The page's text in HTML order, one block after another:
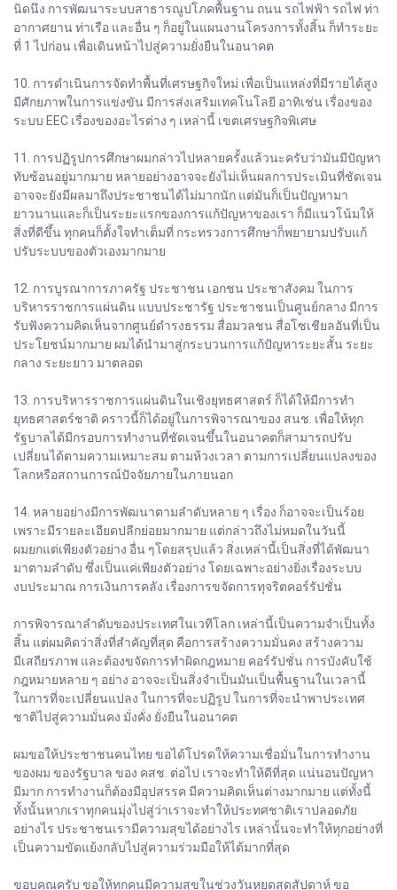
นิดนึง การพัฒนาระบบสาธารณูปโภคพื้นฐาน ถนน รถไฟฟ้า รถไฟ ท่า
อากาศยาน ท่าเรือ และอื่น ๆ ก็อยู่ในแผนงานโครงการทั้งสิ้น ก็ทำระยะ
ที่ 1 ไปก่อน เพื่อเดินหน้าไปสู่ความยั่งยืนในอนาคต
10. การดำเนินการจัดทำพื้นที่เศรษฐกิจใหม่ เพื่อเป็นแหล่งที่มีรายได้สูง
มีศักยภาพในการแข่งขัน มีการส่งเสริมเทคโนโลยี อาทิเช่น เรื่องของ
ระบบ EEC เรื่องของอะไรต่าง ๆ เหล่านี้ เขตเศรษฐกิจพิเศษ
11. การปฏิรูปการศึกษาผมกล่าวไปหลายครั้งแล้วนะครับว่ามันมีปัญหา
ทับซ้อนอยู่มากมาย หลายอย่างอาจจะยังไม่เห็นผลการประเมินที่ชัดเจน
อาจจะยังมีผลมาถึงประชาชนได้ไม่มากนัก แต่มันก็เป็นปัญหามา
ยาวนานและก็เป็นระยะแรกของการแก้ปัญหาของเรา ก็มีแนวโน้มให้
สิ่งที่ดีขึ้น ทุกคนก็ตั้งใจทำเต็มที่ กระทรวงการศึกษาก็พยายามปรับแก้
ปรับระบบของตัวเองมากมาย
12. การบูรณาการภาครัฐ ประชาชน เอกชน ประชาสังคม ในการ
บริหารราชการแผ่นดิน แบบประชารัฐ ประชาชนเป็นศูนย์กลาง มีการ
รับฟังความคิดเห็นจากศูนย์ดำรงธรรม สื่อมวลชน สื่อโซเชียลอันที่เป็น
ประโยชน์มากมาย ผมได้นำมาสู่กระบวนการแก้ปัญหาระยะสั้น ระยะ
กลาง ระยะยาว มาตลอด
13. การบริหารราชการแผ่นดินในเชิงยุทธศาสตร์ ก็ได้ให้มีการทำ
ยุทธศาสตร์ชาติ คราวนี้ก็ได้อยู่ในการพิจารณาของ สนช. เพื่อให้ทุก
รัฐบาลได้มีกรอบการทำงานที่ชัดเจนขึ้นในอนาคตก็สามารถปรับ
เปลี่ยนได้ตามความเหมาะสม ตามห้วงเวลา ตามการเปลี่ยนแปลงของ
โลกหรือสถานการณ์ปัจจัยภายในภายนอก
14. หลายอย่างมีการพัฒนาตามลำดับหลาย ๆ เรื่อง ก็อาจจะเป็นร้อย
เพราะมีรายละเอียดปลีกย่อยมากมาย แต่กล่าวถึงไม่หมดในวันนี้
ผมยกแต่เพียงตัวอย่าง อื่น ๆโดยสรุปแล้ว สิ่งเหล่านี้เป็นสิ่งที่ได้พัฒนา
มาตามลำดับ ซึ่งเป็นแค่เพียงตัวอย่าง โดยเฉพาะอย่างยิ่งเรื่องระบบ
งบประมาณ การเงินการคลัง เรื่องการขจัดการทุจริตคอร์รัปชั่น
การพิจารณาลำดับของประเทศในเวทีโลก เหล่านี้เป็นความจำเป็นทั้ง
สิ้น แต่ผมคิดว่าสิ่งที่สำคัญที่สุด คือการสร้างความมั่นคง สร้างความ
มีเสถียรภาพ และต้องขจัดการทำผิดกฎหมาย คอร์รัปชั่น การบังคับใช้
กฎหมายหลาย ๆ อย่าง อาจจะเป็นสิ่งจำเป็นมันเป็นพื้นฐานในเวลานี้
ในการที่จะเปลี่ยนแปลง ในการที่จะปฏิรูป ในการที่จะนำพาประเทศ
ชาติไปสู่ความมั่นคง มั่งคั่ง ยั่งยืนในอนาคต
ผมขอให้ประชาชนคนไทย ขอได้โปรดให้ความเชื่อมั่นในการทำงาน
ของผม ของรัฐบาล ของ คสช. ต่อไป เราจะทำให้ดีที่สุด แน่นอนปัญหา
มีมาก การทำงานก็ต้องมีอุปสรรค มีความคิดเห็นต่างมากมาย แต่ทั้งนี้
ทั้งนั้นหากเราทุกคนมุ่งไปสู่ว่าเราจะทำให้ประทศชาติเราปลอดภัย
อย่างไร ประชาชนเรามีความสุขได้อย่างไร เหล่านั้นจะทำให้ทุกอย่างที่
เป็นความขัดแย้งกลับไปสู่ความร่วมมือให้ได้มากที่สุด
ขอบคุณครับ ขอให้ทุกคนมีความสุขในช่วงวันหยุดสุดสัปดาห์ ขอ